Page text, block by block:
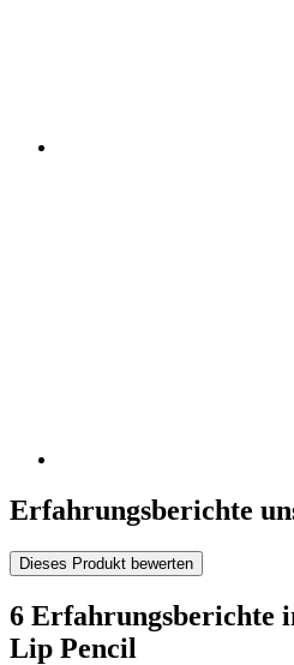
Erfahrungsberichte
Dieses Produkt bewerten
6 Erfahrungsberichte
Lip Pencil